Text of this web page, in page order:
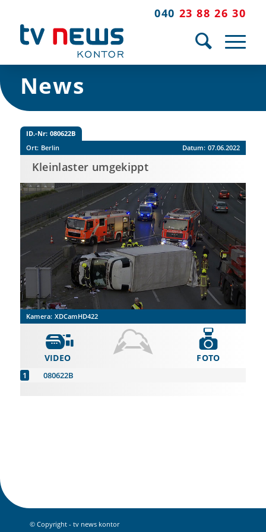
040 23 88 26 30
News
ID.-Nr: 080622B
Ort: Berlin Datum: 07.06.2022
Kleinlaster umgekippt
Kamera: XDCamHD422
VIDEO
080622B
FOTO
© Copyright - tv news kontor